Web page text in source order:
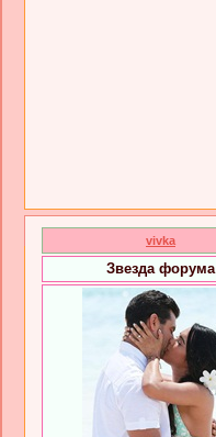
vivka
Звезда форума